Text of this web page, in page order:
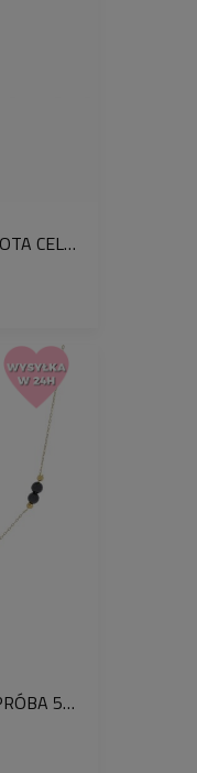
NASZYJNIK DELIKATNA ZŁOTA CELEBRYTKA PRÓBA 585 BLASZKA
NASZYJNIK CELEBRYTKA PRÓBA 585 SERCE CZARNE KORALIKI